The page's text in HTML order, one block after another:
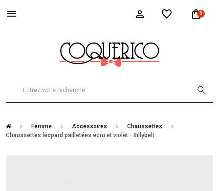
0
Femme Accessoires
Chaussettes
Chaussettes léopard pailletées écru et violet - Billybelt